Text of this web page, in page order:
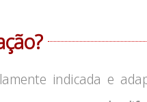
indicada e